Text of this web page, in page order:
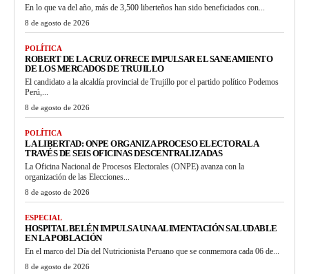
En lo que va del año, más de 3,500 liberteños han sido beneficiados con...
8 de agosto de 2026
POLÍTICA
ROBERT DE LA CRUZ OFRECE IMPULSAR EL SANEAMIENTO
DE LOS MERCADOS DE TRUJILLO
El candidato a la alcaldía provincial de Trujillo por el partido político Podemos
Perú,...
8 de agosto de 2026
POLÍTICA
LA LIBERTAD: ONPE ORGANIZA PROCESO ELECTORAL A
TRAVÉS DE SEIS OFICINAS DESCENTRALIZADAS
La Oficina Nacional de Procesos Electorales (ONPE) avanza con la
organización de las Elecciones...
8 de agosto de 2026
ESPECIAL
HOSPITAL BELÉN IMPULSA UNA ALIMENTACIÓN SALUDABLE
EN LA POBLACIÓN
En el marco del Día del Nutricionista Peruano que se conmemora cada 06 de...
8 de agosto de 2026